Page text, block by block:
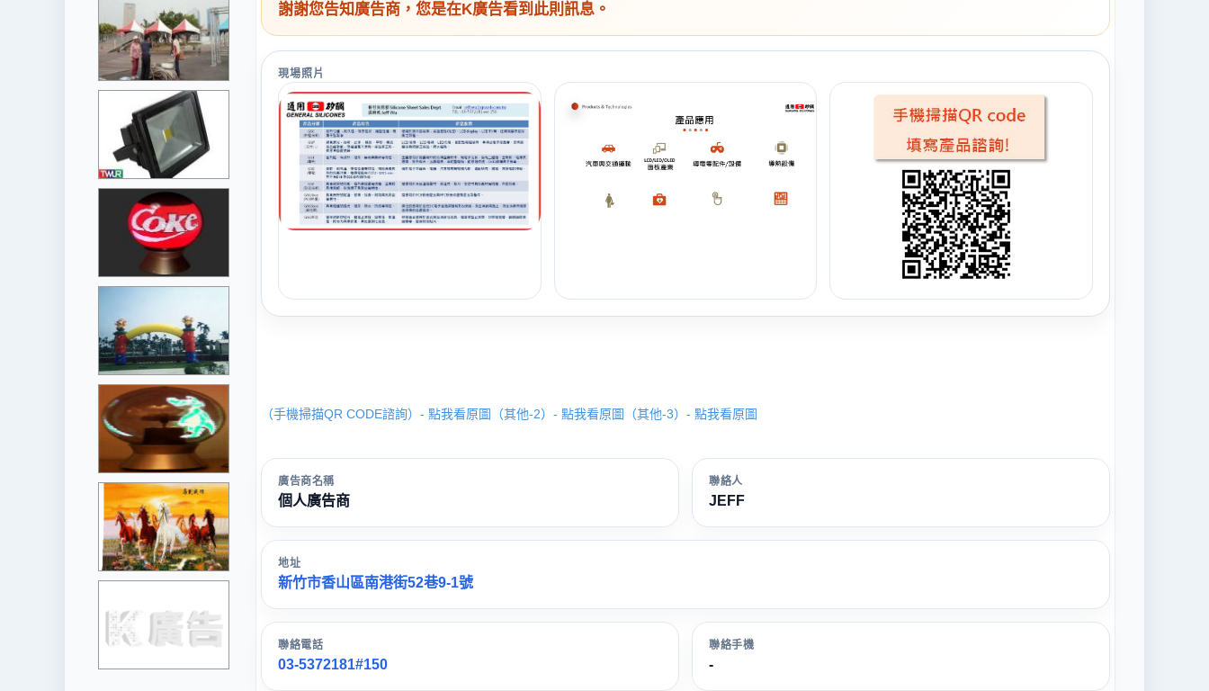
謝謝您告知廣告商，您是在K廣告看到此則訊息。
現場照片
（手機掃描QR CODE諮詢）- 點我看原圖 （其他-2）- 點我看原圖 （其他-3）- 點我看原圖
廣告商名稱
個人廣告商
聯絡人
JEFF
地址
新竹市香山區南港街52巷9-1號
聯絡電話
03-5372181#150
聯絡手機
-